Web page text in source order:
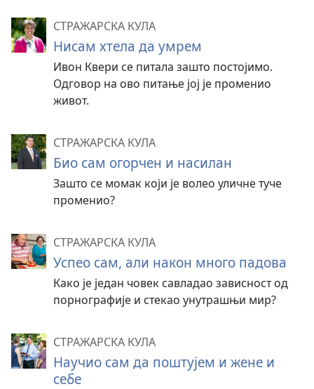
СТРАЖАРСКА КУЛА
Нисам хтела да умрем
Ивон Квери се питала зашто постојимо.
Одговор на ово питање јој је променио
живот.
СТРАЖАРСКА КУЛА
Био сам огорчен и насилан
Зашто се момак који је волео уличне туче
променио?
СТРАЖАРСКА КУЛА
Успео сам, али након много падова
Како је један човек савладао зависност од
порнографије и стекао унутрашњи мир?
СТРАЖАРСКА КУЛА
Научио сам да поштујем и жене и
себе